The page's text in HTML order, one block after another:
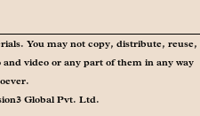
You may not copy, distribute, reuse,
video or any part of them in any way
Global Pvt. Ltd.